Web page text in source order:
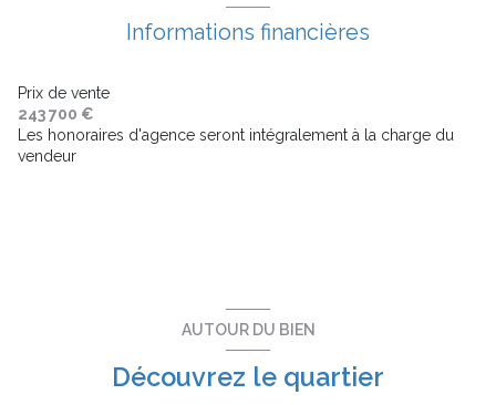
interphone
Informations financières
Prix de vente
243 700 €
Les honoraires d'agence seront intégralement à la charge du
vendeur
AUTOUR DU BIEN
Découvrez le quartier